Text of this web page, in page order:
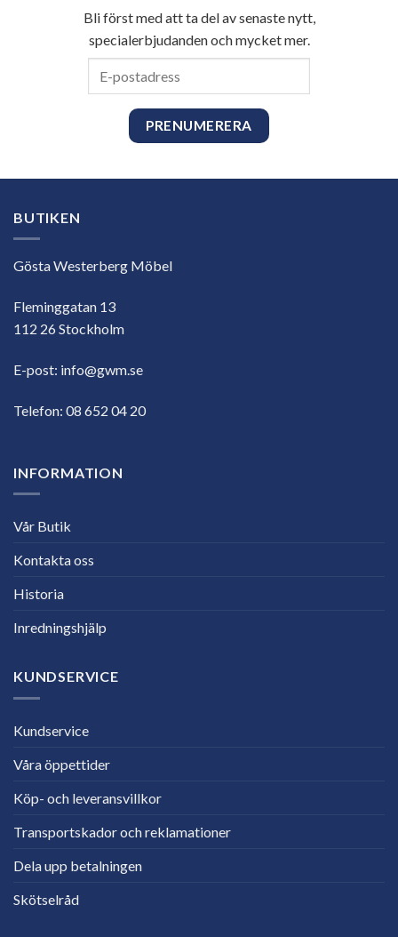
Bli först med att ta del av senaste nytt,
specialerbjudanden och mycket mer.
BUTIKEN
Gösta Westerberg Möbel
Fleminggatan 13
112 26 Stockholm
E-post: info@gwm.se
Telefon: 08 652 04 20
INFORMATION
Vår Butik
Kontakta oss
Historia
Inredningshjälp
KUNDSERVICE
Kundservice
Våra öppettider
Köp- och leveransvillkor
Transportskador och reklamationer
Dela upp betalningen
Skötselråd